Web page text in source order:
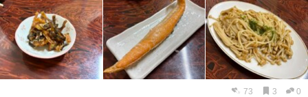
73 3 0